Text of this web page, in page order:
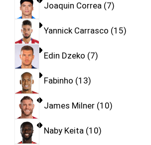
Joaquin Correa 7
Yannick Carrasco 15
Edin Dzeko 7
Fabinho 13
James Milner 10
Naby Keita 10